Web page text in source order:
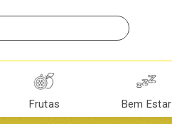
Frutas Bem Estar